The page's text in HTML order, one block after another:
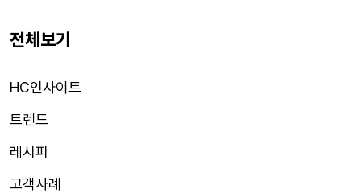
전체보기
HC인사이트
트렌드
레시피
고객사례